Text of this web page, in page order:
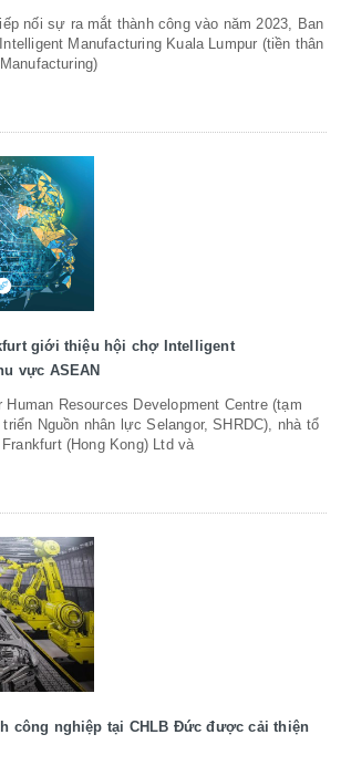
nối sự ra mắt thành công vào năm 2023, Ban
Manufacturing Kuala Lumpur (tiền thân
giới thiệu hội chợ Intelligent
vực ASEAN
Resources Development Centre (tạm
Nguồn nhân lực Selangor, SHRDC), nhà tổ
(Hong Kong) Ltd và
công nghiệp tại CHLB Đức được cải thiện